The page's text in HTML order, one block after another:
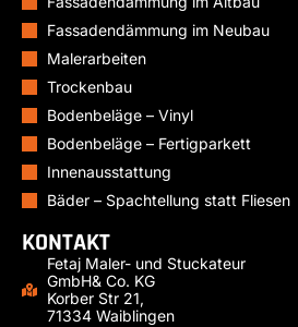
Fassadendämmung im Neubau
Malerarbeiten
Trockenbau
Bodenbeläge – Vinyl
Bodenbeläge – Fertigparkett
Innenausstattung
Bäder – Spachtellung statt Fliesen
KONTAKT
Fetaj Maler- und Stuckateur
GmbH& Co. KG
Korber Str 21,
71334 Waiblingen